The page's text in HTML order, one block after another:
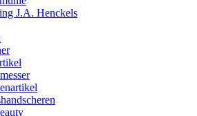
J.A. Henckels